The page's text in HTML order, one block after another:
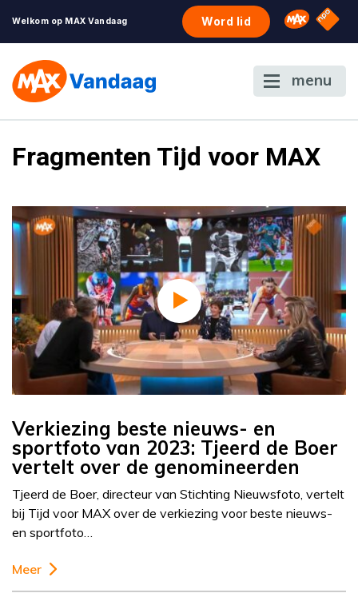
Welkom op MAX Vandaag Word lid Omroep
NPO
menu
Fragmenten Tijd voor MAX
Verkiezing beste nieuws- en
sportfoto van 2023: Tjeerd de Boer
vertelt over de genomineerden
Tjeerd de Boer, directeur van Stichting Nieuwsfoto, vertelt
bij Tijd voor MAX over de verkiezing voor beste nieuws-
en sportfoto…
Meer